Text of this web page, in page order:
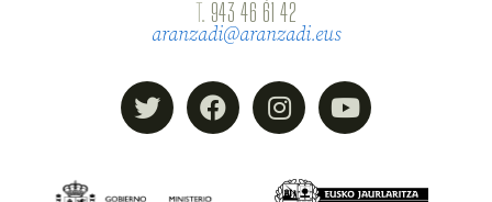
T. 943 46 61 42
aranzadi@aranzadi.eus